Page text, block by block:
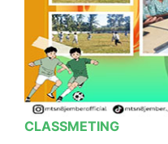
CLASSMETING